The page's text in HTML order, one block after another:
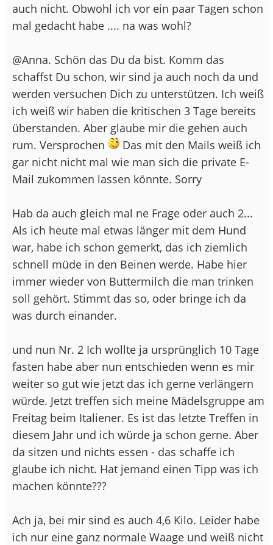
auch nicht. Obwohl ich vor ein paar Tagen schon
mal gedacht habe .... na was wohl?
@Anna. Schön das Du da bist. Komm das
schaffst Du schon, wir sind ja auch noch da und
werden versuchen Dich zu unterstützen. Ich weiß
ich weiß wir haben die kritischen 3 Tage bereits
überstanden. Aber glaube mir die gehen auch
rum. Versprochen
Das mit den Mails weiß ich
gar nicht nicht mal wie man sich die private E-
Mail zukommen lassen könnte. Sorry
Hab da auch gleich mal ne Frage oder auch 2...
Als ich heute mal etwas länger mit dem Hund
war, habe ich schon gemerkt, das ich ziemlich
schnell müde in den Beinen werde. Habe hier
immer wieder von Buttermilch die man trinken
soll gehört. Stimmt das so, oder bringe ich da
was durch einander.
und nun Nr. 2 Ich wollte ja ursprünglich 10 Tage
fasten habe aber nun entschieden wenn es mir
weiter so gut wie jetzt das ich gerne verlängern
würde. Jetzt treffen sich meine Mädelsgruppe am
Freitag beim Italiener. Es ist das letzte Treffen in
diesem Jahr und ich würde ja schon gerne. Aber
da sitzen und nichts essen - das schaffe ich
glaube ich nicht. Hat jemand einen Tipp was ich
machen könnte???
Ach ja, bei mir sind es auch 4,6 Kilo. Leider habe
ich nur eine ganz normale Waage und weiß nicht